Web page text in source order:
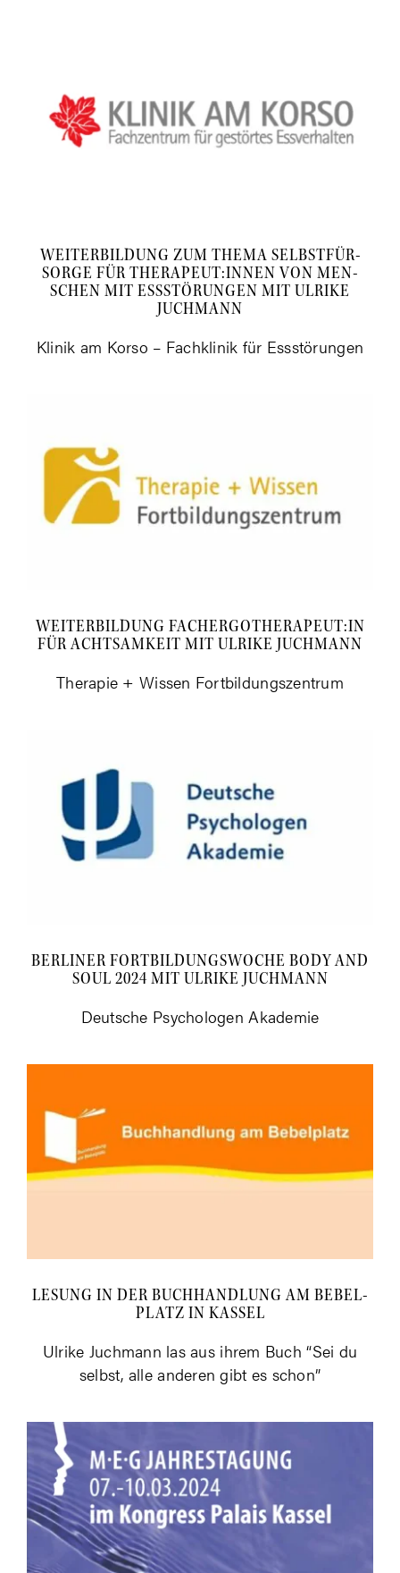
WEI­TER­BIL­DUNG ZUM THE­MA SELBST­FÜR­
SOR­GE FÜR THERAPEUT:INNEN VON MEN­
SCHEN MIT ESS­STÖ­RUN­GEN MIT ULRI­KE
JUCHMANN
Kli­nik am Kor­so – Fach­kli­nik für Essstörungen
WEI­TER­BIL­DUNG FACHERGOTHERAPEUT:IN
FÜR ACHT­SAM­KEIT MIT ULRI­KE JUCHMANN
The­ra­pie + Wis­sen Fortbildungszentrum
BER­LI­NER FORT­BIL­DUNGS­WO­CHE BODY AND
SOUL 2024 MIT ULRI­KE JUCHMANN
Deut­sche Psy­cho­lo­gen Akademie
LESUNG IN DER BUCH­HAND­LUNG AM BEBEL­
PLATZ IN KASSEL
Ulri­ke Juch­mann las aus ihrem Buch “Sei du
selbst, alle ande­ren gibt es schon”